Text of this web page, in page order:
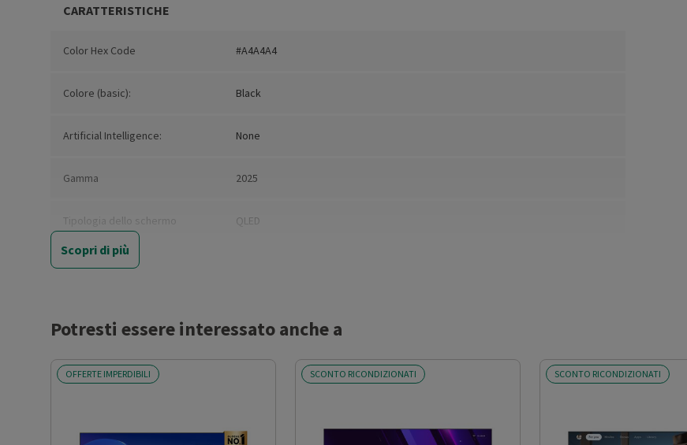
CARATTERISTICHE
Color Hex Code #A4A4A4
Colore (basic): Black
Artificial Intelligence: None
Gamma 2025
Tipologia dello schermo QLED
Formato schermo 16:9
Scopri di più
Potresti essere interessato anche a
OFFERTE IMPERDIBILI SCONTO RICONDIZIONATI SCONTO RICONDIZIONATI